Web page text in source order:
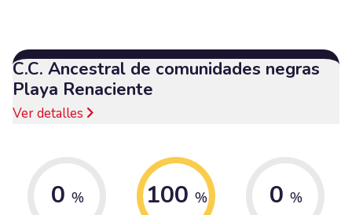
C.C. Ancestral de comunidades negras
Playa Renaciente
Ver detalles
0 % 100 % 0 %